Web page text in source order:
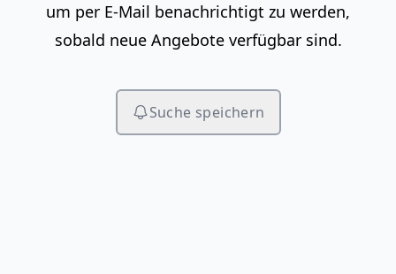
um per E-Mail benachrichtigt zu werden,
sobald neue Angebote verfügbar sind.
Suche speichern